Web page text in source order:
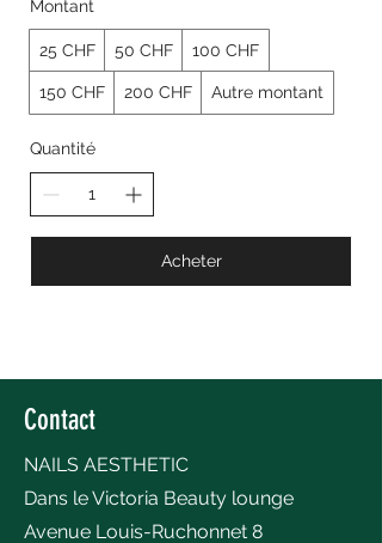
Montant
25 CHF 50 CHF 100 CHF
150 CHF 200 CHF Autre montant
Quantité
Acheter
Contact
NAILS AESTHETIC
Dans le Victoria Beauty lounge
Avenue Louis-Ruchonnet 8